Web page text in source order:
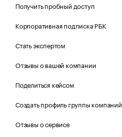
Получить пробный доступ
Корпоративная подписка РБК
Стать экспертом
Отзывы о вашей компании
Поделиться кейсом
Создать профиль группы компаний
Отзывы о сервисе